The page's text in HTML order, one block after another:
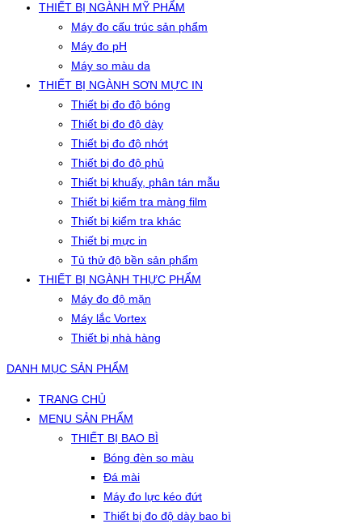
THIẾT BỊ NGÀNH MỸ PHẨM
Máy đo cấu trúc sản phẩm
Máy đo pH
Máy so màu da
THIẾT BỊ NGÀNH SƠN MỰC IN
Thiết bị đo độ bóng
Thiết bị đo độ dày
Thiết bị đo độ nhớt
Thiết bị đo độ phủ
Thiết bị khuấy, phân tán mẫu
Thiết bị kiểm tra màng film
Thiết bị kiểm tra khác
Thiết bị mực in
Tủ thử độ bền sản phẩm
THIẾT BỊ NGÀNH THỰC PHẨM
Máy đo độ mặn
Máy lắc Vortex
Thiết bị nhà hàng
DANH MỤC SẢN PHẨM
TRANG CHỦ
MENU SẢN PHẨM
THIẾT BỊ BAO BÌ
Bóng đèn so màu
Đá mài
Máy đo lực kéo đứt
Thiết bị đo độ dày bao bì